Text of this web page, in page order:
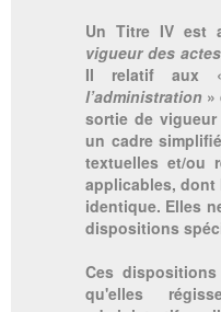
Un Titre IV est
vigueur des
II relatif
l’administration »
sortie de
un cadre
textuelles et/ou
applicables, dont
identique. Elles
dispositions
Ces
qu'elles